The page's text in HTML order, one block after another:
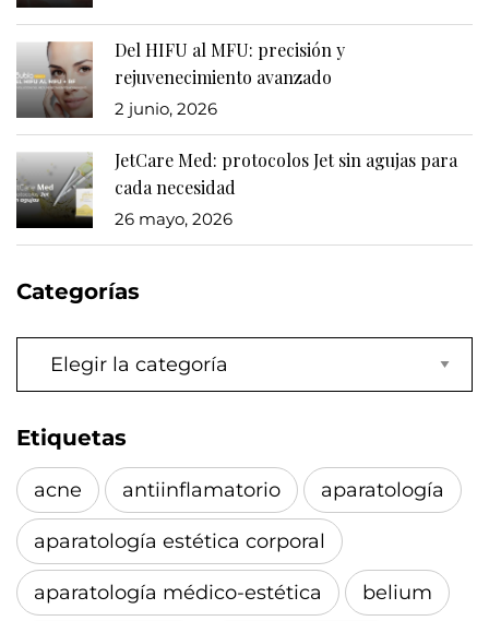
Del HIFU al MFU: precisión y
rejuvenecimiento avanzado
2 junio, 2026
JetCare Med: protocolos Jet sin agujas para
cada necesidad
26 mayo, 2026
Categorías
Categorías
Etiquetas
acne antiinflamatorio aparatología
aparatología estética corporal
aparatología médico-estética belium